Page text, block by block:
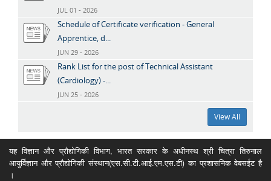
JUL 01 - 2026
Schedule of Certificate verification - General
Apprentice, d...
JUN 29 - 2026
Rank List for the post of Technical Assistant
(Cardiology) -...
JUN 25 - 2026
View All
यह विज्ञान और प्रौद्योगिकी विभाग, भारत सरकार के अधीनस्थ श्री चित्रा तिरुनाल
आयुर्विज्ञान और प्रौद्योगिकी संस्थान(एस.सी.टी.आई.एम.एस.टी) का प्रशासनिक वेबसईट है
।